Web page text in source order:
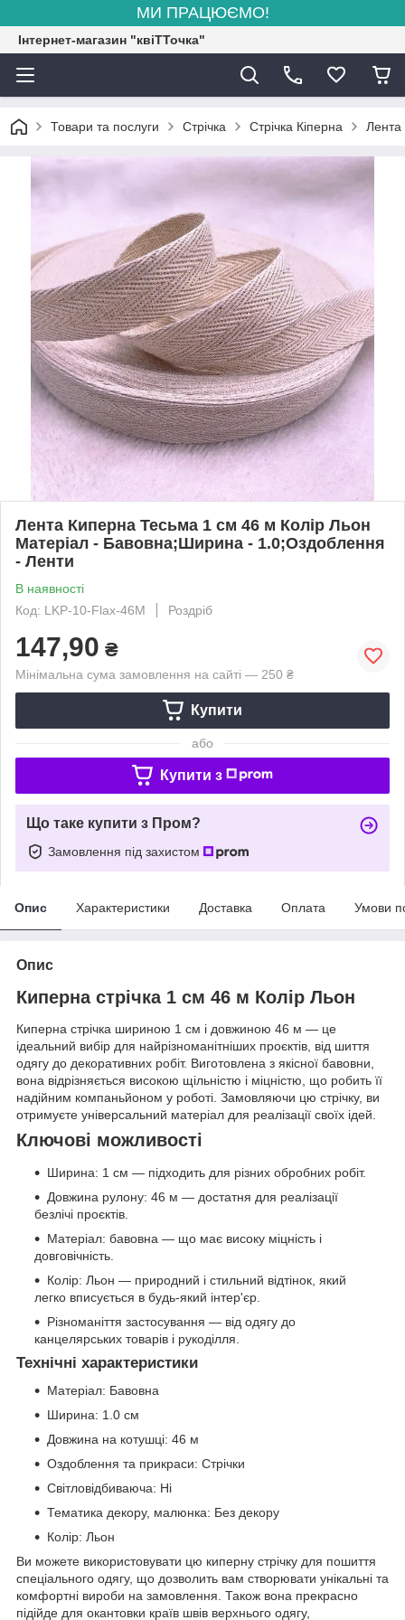
МИ ПРАЦЮЄМО!
Інтернет-магазин "квіТТочка"
Товари та послуги Стрічка Стрічка Кіперна
Лента Киперна Тесьма 1 см 46 м Колір Льон
Матеріал - Бавовна;Ширина - 1.0;Оздоблення
- Ленти
В наявності
Код: LKP-10-Flax-46M
Роздріб
147,90 ₴
Мінімальна сума замовлення на сайті — 250 ₴
Купити
або
Купити з
Що таке купити з Пром?
Замовлення під захистом
Опис Характеристики Доставка Оплата Умови
Опис
Киперна стрічка 1 см 46 м Колір Льон
Киперна стрічка шириною 1 см і довжиною 46 м — це
ідеальний вибір для найрізноманітніших проєктів, від шиття
одягу до декоративних робіт. Виготовлена з якісної бавовни,
вона відрізняється високою щільністю і міцністю, що робить її
надійним компаньйоном у роботі. Замовляючи цю стрічку, ви
отримуєте універсальний матеріал для реалізації своїх ідей.
Ключові можливості
Ширина: 1 см — підходить для різних обробних робіт.
Довжина рулону: 46 м — достатня для реалізації
безлічі проєктів.
Матеріал: бавовна — що має високу міцність і
довговічність.
Колір: Льон — природний і стильний відтінок, який
легко вписується в будь-який інтер'єр.
Різноманіття застосування — від одягу до
канцелярських товарів і рукоділля.
Технічні характеристики
Матеріал: Бавовна
Ширина: 1.0 см
Довжина на котушці: 46 м
Оздоблення та прикраси: Стрічки
Світловідбиваюча: Ні
Тематика декору, малюнка: Без декору
Колір: Льон
Ви можете використовувати цю киперну стрічку для пошиття
спеціального одягу, що дозволить вам створювати унікальні та
комфортні вироби на замовлення. Також вона прекрасно
підійде для окантовки країв швів верхнього одягу,